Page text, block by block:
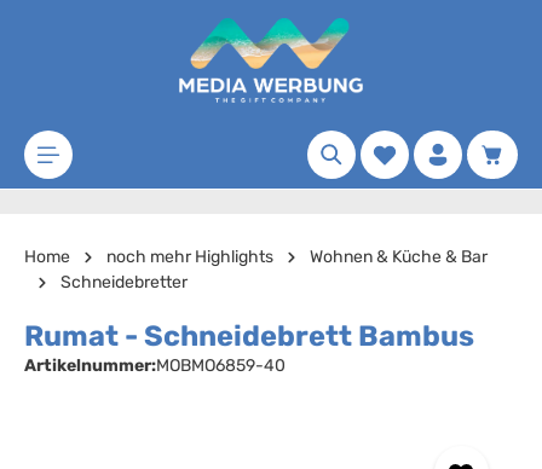
Zum Hauptinhalt springen
Merkzettel
Home noch mehr Highlights
Wohnen & Küche & Bar
Schneidebretter
Rumat - Schneidebrett Bambus
Artikelnummer:MOBMO6859-40